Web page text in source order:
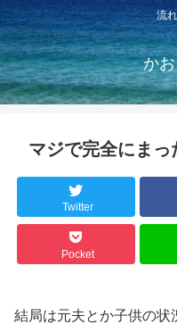
流
か
マジで完全にまっ
Twitter
Pocket
結局は元夫とか子供の状